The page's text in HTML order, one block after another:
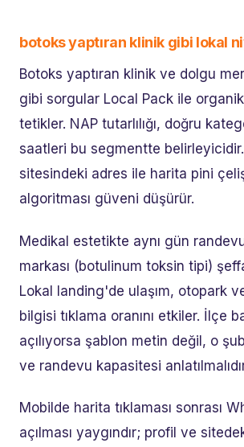
botoks yaptıran klinik gibi lokal
Botoks yaptıran klinik ve dolgu
gibi sorgular Local Pack ile
tetikler. NAP tutarlılığı, doğru
saatleri bu segmentte
sitesindeki adres ile harita pini
algoritması güveni düşürür.
Medikal estetikte aynı gün
markası (botulinum toksin tipi)
Lokal landing'de ulaşım, otopark
bilgisi tıklama oranını etkiler. İlçe
açılıyorsa şablon metin değil, o
ve randevu kapasitesi
Mobilde harita tıklaması sonrası
açılması yaygındır; profil ve